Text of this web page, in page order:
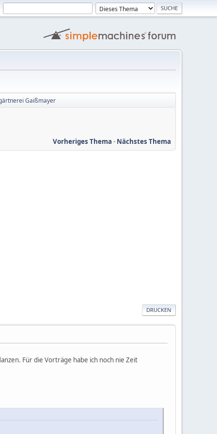
Gaißmayer
Vorheriges Thema - Nächstes Thema
DRUCKEN
Für die Vorträge habe ich noch nie Zeit